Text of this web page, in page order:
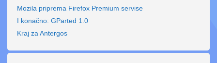
Mozila priprema Firefox Premium servise
I konačno: GParted 1.0
Kraj za Antergos